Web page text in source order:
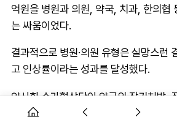
억원을 병원과 의원, 약국, 치과, 한의협
는 싸움이었다.
결과적으로 병원·의원 유형은 실망스런
고 인상률이라는 성과를 달성했다.
약사회 수가협상단이 약국의 장기처방,
등 경영난을 끈질지게 요구한 결과다. 동